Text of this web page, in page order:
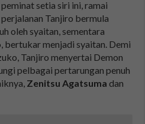
peminat setia siri ini, ramai
Tanjiro bermula
oleh syaitan, sementara
, bertukar menjadi syaitan. Demi
Tanjiro menyertai Demon
pelbagai pertarungan penuh
Zenitsu Agatsuma dan